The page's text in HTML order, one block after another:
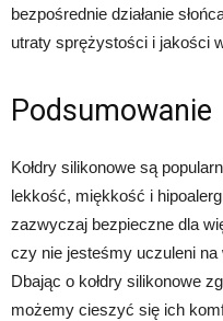
bezpośrednie działanie
utraty sprężystości i jakości
Podsumowanie
Kołdry silikonowe są
lekkość, miękkość i
zazwyczaj bezpieczne dla
czy nie jesteśmy uczuleni na
Dbając o kołdry silikonowe
możemy cieszyć się ich